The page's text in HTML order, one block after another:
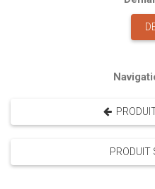
PRODUIT